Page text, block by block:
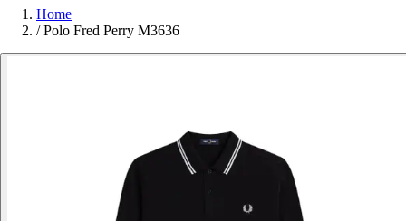
Home
/ Polo Fred Perry M3636